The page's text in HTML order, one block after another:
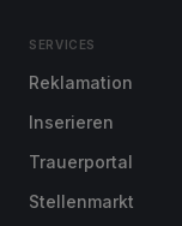
SERVICES
Reklamation
Inserieren
Trauerportal
Stellenmarkt